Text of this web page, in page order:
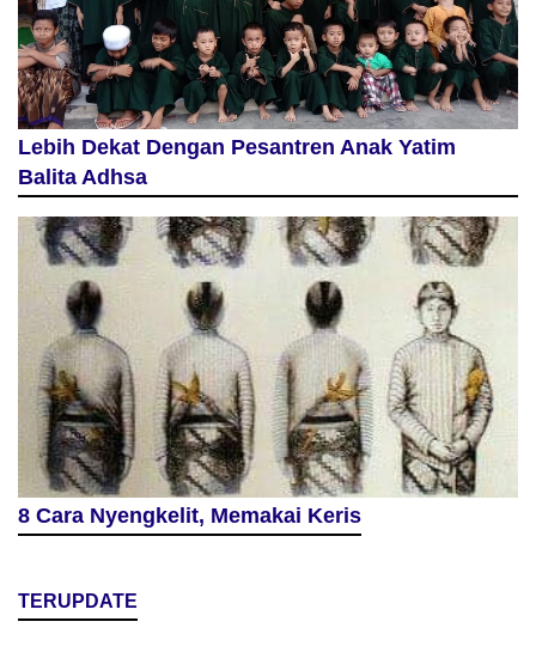
Lebih Dekat Dengan Pesantren Anak Yatim
Balita Adhsa
8 Cara Nyengkelit, Memakai Keris
TERUPDATE